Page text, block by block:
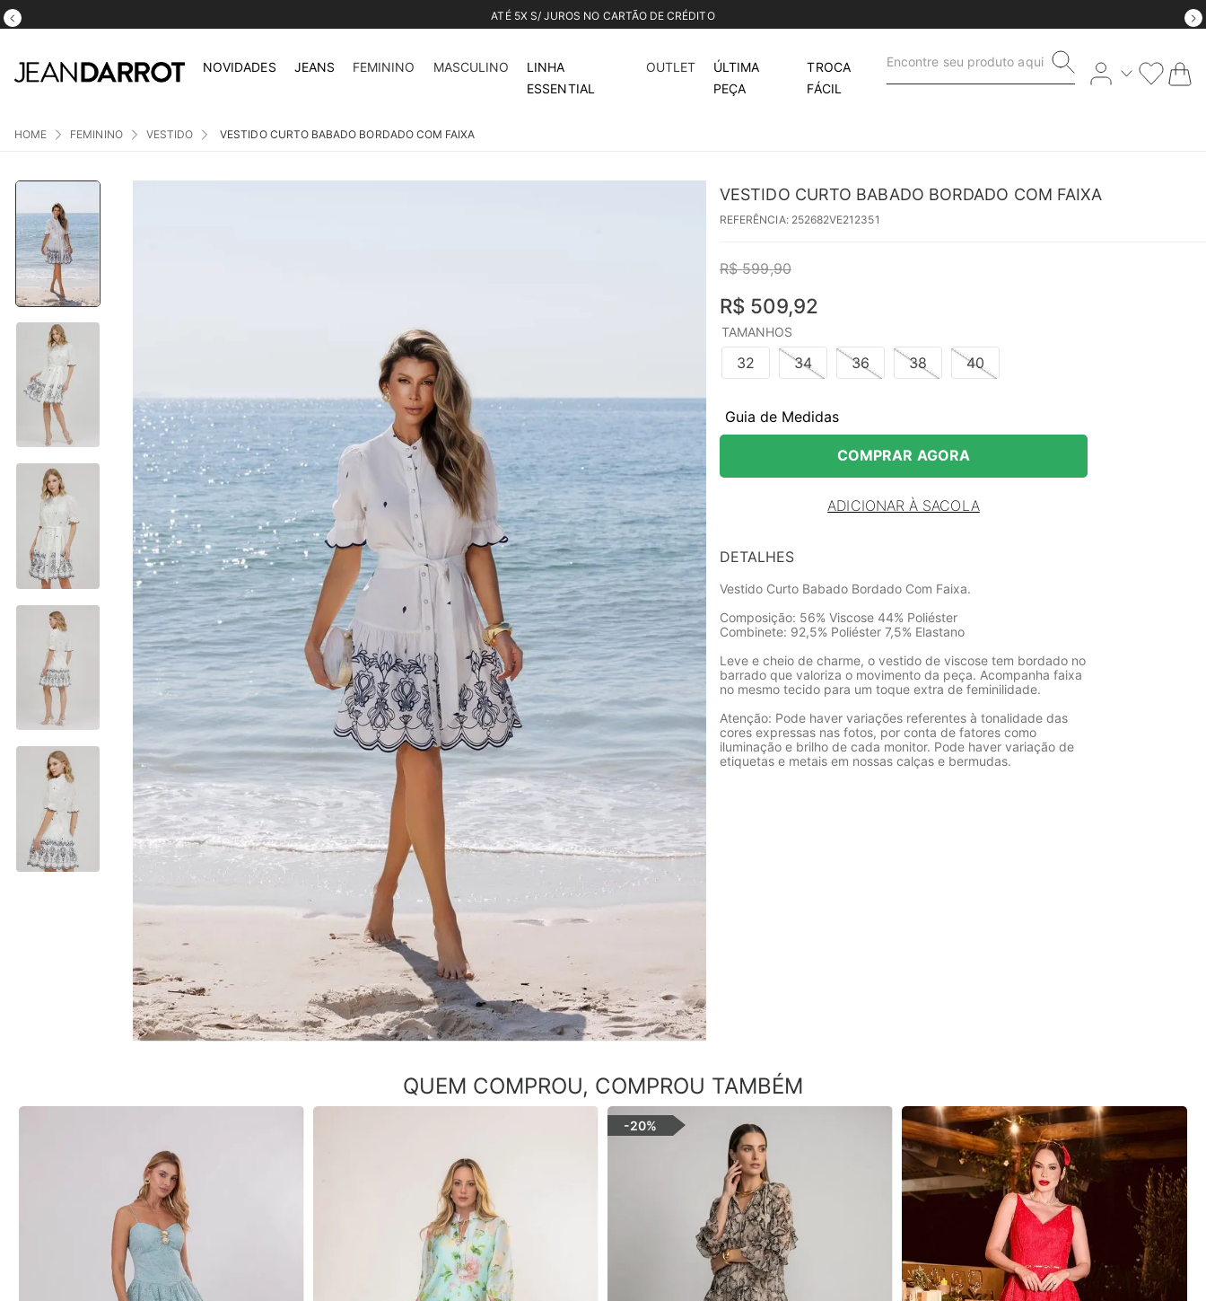
NOVIDADES JEANS FEMININO MASCULINO
LINHA
ESSENTIAL
OUTLET
ÚLTIMA
PEÇA
TROCA
FÁCIL
Encontre seu produto aqui
FEMININO VESTIDO VESTIDO CURTO BABADO BORDADO COM FAIXA
VESTIDO CURTO BABADO BORDADO COM FAIXA
REFERÊNCIA: 252682VE212351
R$ 599,90
R$ 509,92
15%off
TAMANHOS
32 34 36 38 40
Guia de Medidas
COMPRAR AGORA
ADICIONAR À SACOLA
DETALHES
Vestido Curto Babado Bordado Com Faixa.
Composição: 56% Viscose 44% Poliéster
Combinete: 92,5% Poliéster 7,5% Elastano
Leve e cheio de charme, o vestido de viscose tem bordado no
barrado que valoriza o movimento da peça. Acompanha faixa
no mesmo tecido para um toque extra de feminilidade.
Atenção: Pode haver variações referentes à tonalidade das
cores expressas nas fotos, por conta de fatores como
iluminação e brilho de cada monitor. Pode haver variação de
etiquetas e metais em nossas calças e bermudas.
QUEM COMPROU, COMPROU TAMBÉM
-20%